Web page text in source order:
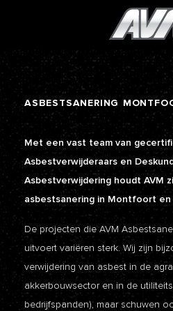
ASBESTSANERING
Met een vast team van
Asbestverwijderaars en
Asbestverwijdering houdt AVM
asbestsanering in Montfoort en
De projecten die AVM
uitvoert variëren sterk. Wij zijn
verwijdering van asbest in de
akkerbouwsector en in de
bedrijfspanden), maar schuwen